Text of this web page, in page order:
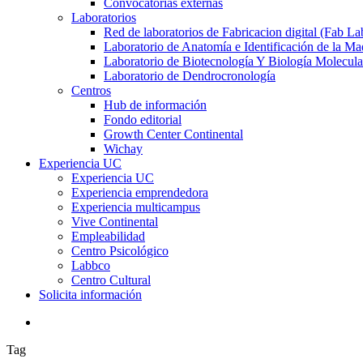
Convocatorias externas
Laboratorios
Red de laboratorios de Fabricacion digital (Fab
Laboratorio de Anatomía e Identificación de la
Laboratorio de Biotecnología Y Biología
Laboratorio de Dendrocronología
Centros
Hub de información
Fondo editorial
Growth Center Continental
Wichay
Experiencia UC
Experiencia UC
Experiencia emprendedora
Experiencia multicampus
Vive Continental
Empleabilidad
Centro Psicológico
Labbco
Centro Cultural
Solicita información
Tag